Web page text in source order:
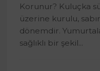
Korunur? Kuluçka
üzerine kurulu,
dönemdir.
sağlıklı bir şekil...